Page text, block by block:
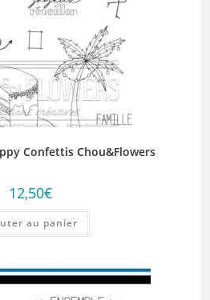
Confettis Chou&Flowers
12,50€
au panier